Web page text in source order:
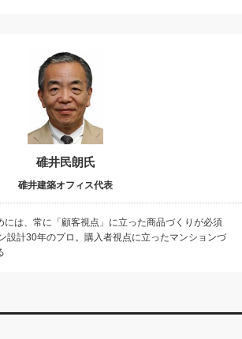
碓井民朗氏
碓井建築オフィス代表
には、常に「顧客視点」に立った商品づくりが必須
設計30年のプロ。購入者視点に立ったマンションづ